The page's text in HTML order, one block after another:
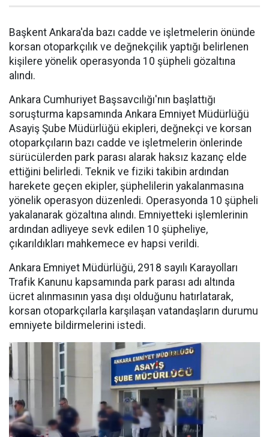
Başkent Ankara'da bazı cadde ve işletmelerin önünde
korsan otoparkçılık ve değnekçilik yaptığı belirlenen
kişilere yönelik operasyonda 10 şüpheli gözaltına
alındı.
Ankara Cumhuriyet Başsavcılığı'nın başlattığı
soruşturma kapsamında Ankara Emniyet Müdürlüğü
Asayiş Şube Müdürlüğü ekipleri, değnekçi ve korsan
otoparkçıların bazı cadde ve işletmelerin önlerinde
sürücülerden park parası alarak haksız kazanç elde
ettiğini belirledi. Teknik ve fiziki takibin ardından
harekete geçen ekipler, şüphelilerin yakalanmasına
yönelik operasyon düzenledi. Operasyonda 10 şüpheli
yakalanarak gözaltına alındı. Emniyetteki işlemlerinin
ardından adliyeye sevk edilen 10 şüpheliye,
çıkarıldıkları mahkemece ev hapsi verildi.
Ankara Emniyet Müdürlüğü, 2918 sayılı Karayolları
Trafik Kanunu kapsamında park parası adı altında
ücret alınmasının yasa dışı olduğunu hatırlatarak,
korsan otoparkçılarla karşılaşan vatandaşların durumu
emniyete bildirmelerini istedi.